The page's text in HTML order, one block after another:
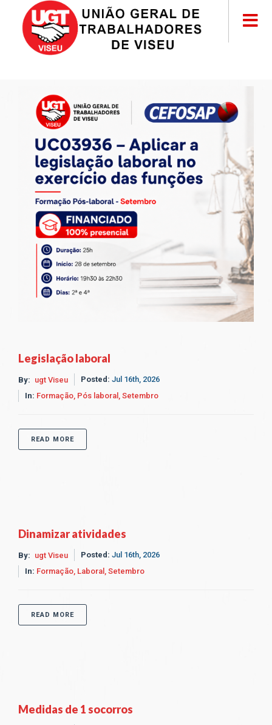
Legislação laboral
By: ugt Viseu Posted: Jul 16th, 2026
In: Formação, Pós laboral, Setembro
READ MORE
Dinamizar atividades
By: ugt Viseu Posted: Jul 16th, 2026
In: Formação, Laboral, Setembro
READ MORE
Medidas de 1 socorros